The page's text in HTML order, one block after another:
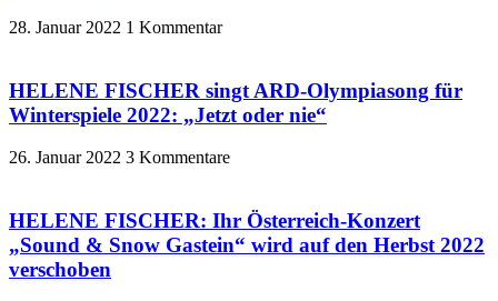
28. Januar 2022 1 Kommentar
HELENE FISCHER singt ARD-Olympiasong für
Winterspiele 2022: „Jetzt oder nie“
26. Januar 2022 3 Kommentare
HELENE FISCHER: Ihr Österreich-Konzert
„Sound & Snow Gastein“ wird auf den Herbst 2022
verschoben